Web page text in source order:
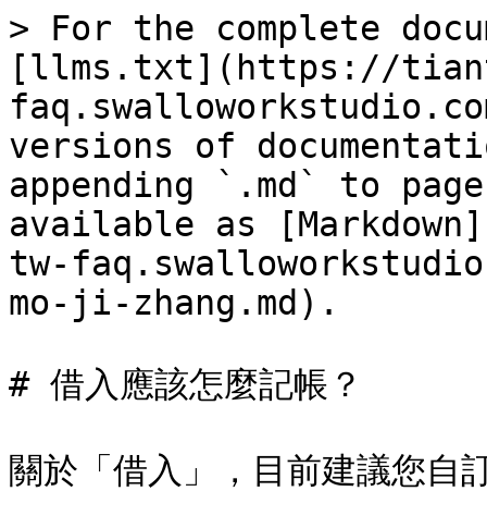
> For the complete
[llms.txt](https://
versions of
appending `.md` to
available as
tw-
mo-ji-zhang.md).
# 借入應該怎麼記帳？
關於「借入」，目前建議您自